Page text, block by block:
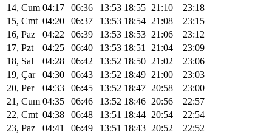
14, Cum 04:17 06:36 13:53 18:55 21:10
23:18
15, Cmt 04:20 06:37 13:53 18:54 21:08
23:15
16, Paz
04:22 06:39 13:53 18:53 21:06
23:12
17, Pzt
04:25 06:40 13:53 18:51 21:04
23:09
18, Sal
04:28 06:42 13:52 18:50 21:02
23:06
19, Çar
04:30 06:43 13:52 18:49 21:00
23:03
20, Per
04:33 06:45 13:52 18:47 20:58
23:00
21, Cum 04:35 06:46 13:52 18:46 20:56
22:57
22, Cmt 04:38 06:48 13:51 18:44 20:54
22:54
23, Paz
04:41 06:49 13:51 18:43 20:52
22:52